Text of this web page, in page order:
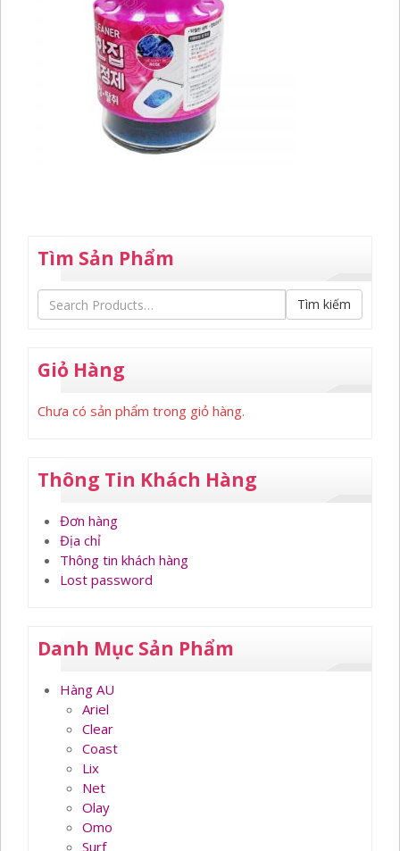
Tìm Sản Phẩm
Tìm kiếm
Giỏ Hàng
Chưa có sản phẩm trong giỏ hàng.
Thông Tin Khách Hàng
Đơn hàng
Địa chỉ
Thông tin khách hàng
Lost password
Danh Mục Sản Phẩm
Hàng AU
Ariel
Clear
Coast
Lix
Net
Olay
Omo
Surf